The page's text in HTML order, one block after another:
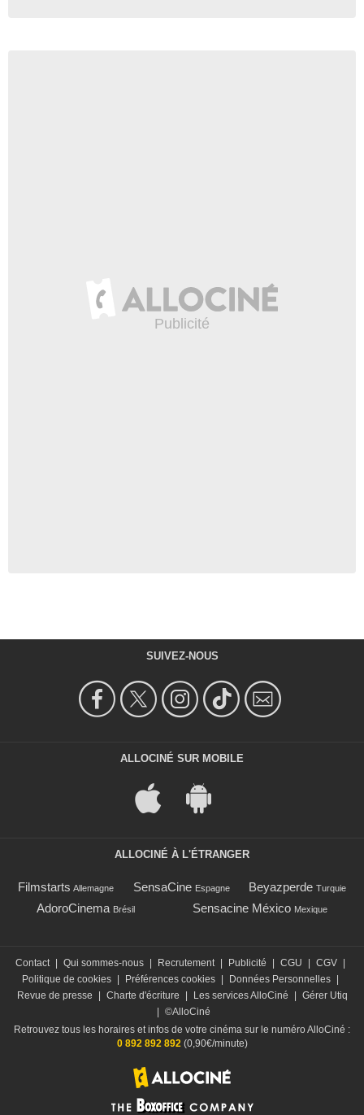
SUIVEZ-NOUS
ALLOCINÉ SUR MOBILE
ALLOCINÉ À L'ÉTRANGER
Filmstarts Allemagne SensaCine Espagne Beyazperde Turquie
AdoroCinema Brésil Sensacine México Mexique
Contact Qui sommes-nous Recrutement Publicité CGU CGV
Politique de cookies
Préférences cookies Données Personnelles
Revue de presse
Charte d'écriture Les services AlloCiné
Gérer Utiq
©AlloCiné
Retrouvez tous les horaires et infos de votre cinéma sur le numéro AlloCiné :
0 892 892 892(0,90€/minute)